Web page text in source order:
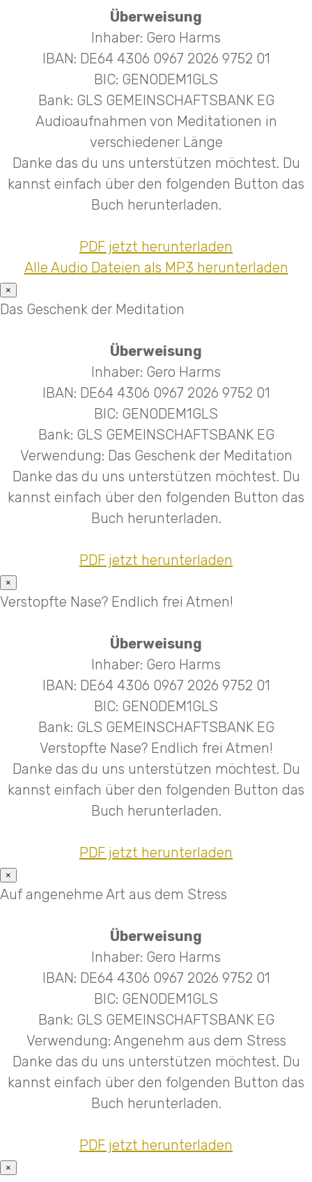
Überweisung
Inhaber: Gero Harms
IBAN: DE64 4306 0967 2026 9752 01
BIC: GENODEM1GLS
Bank: GLS GEMEINSCHAFTSBANK EG
Audioaufnahmen von Meditationen in
verschiedener Länge
Danke das du uns unterstützen möchtest. Du
kannst einfach über den folgenden Button das
Buch herunterladen.
PDF jetzt herunterladen
Alle Audio Dateien als MP3 herunterladen
×
Das Geschenk der Meditation
Überweisung
Inhaber: Gero Harms
IBAN: DE64 4306 0967 2026 9752 01
BIC: GENODEM1GLS
Bank: GLS GEMEINSCHAFTSBANK EG
Verwendung: Das Geschenk der Meditation
Danke das du uns unterstützen möchtest. Du
kannst einfach über den folgenden Button das
Buch herunterladen.
PDF jetzt herunterladen
×
Verstopfte Nase? Endlich frei Atmen!
Überweisung
Inhaber: Gero Harms
IBAN: DE64 4306 0967 2026 9752 01
BIC: GENODEM1GLS
Bank: GLS GEMEINSCHAFTSBANK EG
Verstopfte Nase? Endlich frei Atmen!
Danke das du uns unterstützen möchtest. Du
kannst einfach über den folgenden Button das
Buch herunterladen.
PDF jetzt herunterladen
×
Auf angenehme Art aus dem Stress
Überweisung
Inhaber: Gero Harms
IBAN: DE64 4306 0967 2026 9752 01
BIC: GENODEM1GLS
Bank: GLS GEMEINSCHAFTSBANK EG
Verwendung: Angenehm aus dem Stress
Danke das du uns unterstützen möchtest. Du
kannst einfach über den folgenden Button das
Buch herunterladen.
PDF jetzt herunterladen
×